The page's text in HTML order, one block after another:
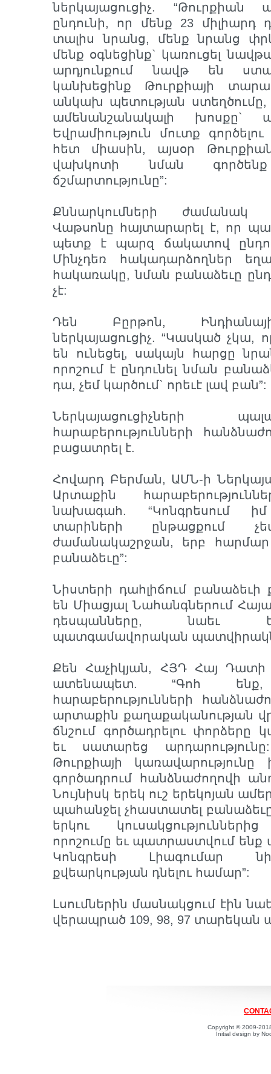
ներկայացուցիչ.
ընդունի, որ մենք 23 միլիարդ
տալիս նրանց, մենք նրանց
մենք օգնեցինք` կառուցել
արդյունքում նավթ են
կանխեցինք Թուրքիայի
անկախ պետության ստեղծումը,
ամենանշանակալի խոսքը`
Եվրամիություն մուտք
հետ միասին, այսօր
վախկոտի նման
ճշմարտությունը”:
Քննարկումների
Վաթսոնը հայտարարել է, որ
պետք է պարզ ճակատով
Մինչդեռ հակադարձողներ
հակառակը, նման բանաձեւը
չէ:
Դեն Բըրթոն,
ներկայացուցիչ. “Կասկած չկա,
են ունեցել, սակայն հարցը
որոշում է ընդունել նման
դա, չեմ կարծում` որեւէ լավ բան”:
Ներկայացուցիչների
հարաբերությունների
բացատրել է.
Հովարդ Բերման, ԱՄՆ-ի
Արտաքին
նախագահ. “Կոնգրեսում
տարիների ընթացքում
ժամանակաշրջան, երբ հարմար
բանաձեւը”:
Նիստերի դահլիճում բանաձեւի
են Միացյալ Նահանգներում
դեսպանները, նաեւ
պատգամավորական
Քեն Հաչիկյան, ՀՅԴ Հայ
ատենապետ. “Գոհ
հարաբերությունների
արտաքին քաղաքականության
ճնշում գործադրելու փորձերը
եւ սատարեց
Թուրքիայի
գործադրում հանձնաժողովի
Նույնիսկ երեկ ուշ երեկոյան
պահանջել չհաստատել
երկու
որոշումը եւ պատրաստվում ենք
Կոնգրեսի Լիագումար
քվեարկության դնելու համար”:
Լսումներին մասնակցում էին
վերապրած 109, 98, 97 տարեկան
Copyright © 2009-
Initial design by